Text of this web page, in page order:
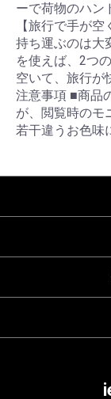
ーで荷物のハン
【旅行で手が
持ち運ぶのは大
を使えば、2つ
空いて、旅行が
注意事項 ■商品
が、閲覧時のモ
若干違うお色味